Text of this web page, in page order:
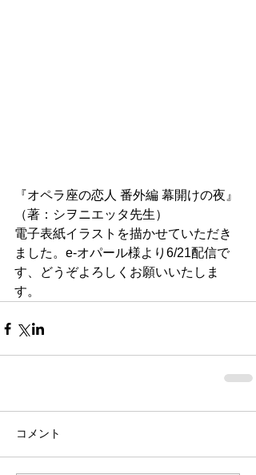
『オペラ座の恋人 番外編 幕開けの夜』
（著：シヲニエッタ先生）
電子表紙イラストを描かせていただき
ました。e-オパール様より6/21配信で
す、どうぞよろしくお願いいたしま
す。
コメント